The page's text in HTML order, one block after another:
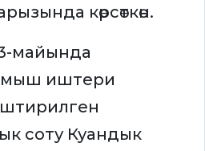
көрсөткөн.
майында
иштери
соту Куандык